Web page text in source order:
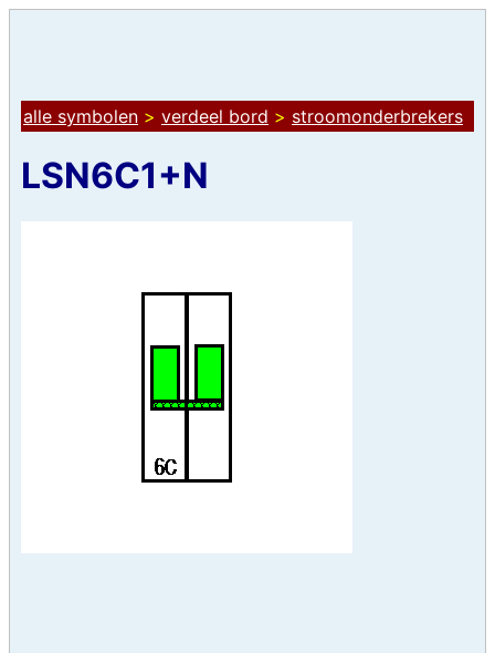
alle symbolen > verdeel bord > stroomonderbrekers
LSN6C1+N